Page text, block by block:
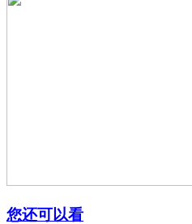
您还可以看